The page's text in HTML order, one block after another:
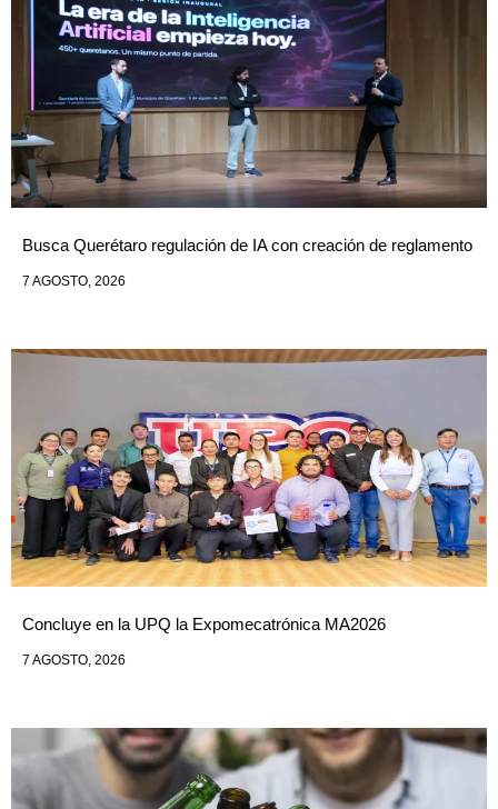
Busca Querétaro regulación de IA con creación de reglamento
7 AGOSTO, 2026
Concluye en la UPQ la Expomecatrónica MA2026
7 AGOSTO, 2026